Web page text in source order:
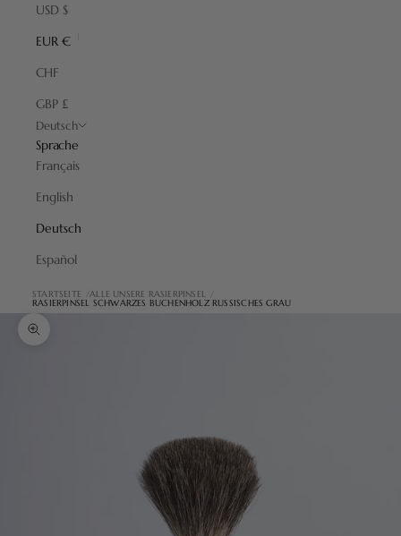
USD $
EUR €
CHF
GBP £
Deutsch
Sprache
Français
English
Deutsch
Español
STARTSEITE ALLE UNSERE RASIERPINSEL
RASIERPINSEL SCHWARZES BUCHENHOLZ RUSSISCHES GRAU
Bild vergrößern